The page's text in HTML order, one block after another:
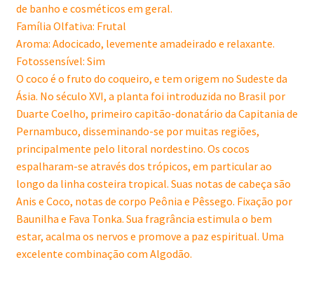
de banho e cosméticos em geral.
Família Olfativa: Frutal
Aroma: Adocicado, levemente amadeirado e relaxante.
Fotossensível: Sim
O coco é o fruto do coqueiro, e tem origem no Sudeste da
Ásia. No século XVI, a planta foi introduzida no Brasil por
Duarte Coelho, primeiro capitão-donatário da Capitania de
Pernambuco, disseminando-se por muitas regiões,
principalmente pelo litoral nordestino. Os cocos
espalharam-se através dos trópicos, em particular ao
longo da linha costeira tropical. Suas notas de cabeça são
Anis e Coco, notas de corpo Peônia e Pêssego. Fixação por
Baunilha e Fava Tonka. Sua fragrância estimula o bem
estar, acalma os nervos e promove a paz espiritual. Uma
excelente combinação com Algodão.